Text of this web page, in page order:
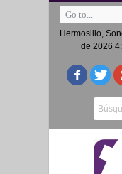
Hermosillo,
de 2026